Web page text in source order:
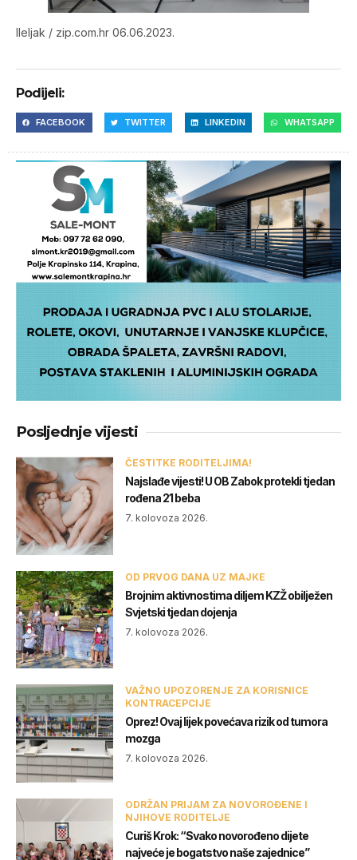
lleljak / zip.com.hr 06.06.2023.
Podijeli:
FACEBOOK TWITTER LINKEDIN WHATSAPP
Posljednje vijesti
ČESTITKE RODITELJIMA!
Najslađe vijesti! U OB Zabok protekli tjedan
rođena 21 beba
7. kolovoza 2026.
OD PRVOG DANA UZ MAJKE
Brojnim aktivnostima diljem KZŽ obilježen
Svjetski tjedan dojenja
7. kolovoza 2026.
VAŽNO UPOZORENJE ZA KORISNICE
KONTRACEPCIJE
Oprez! Ovaj lijek povećava rizik od tumora
mozga
7. kolovoza 2026.
ODRŽAN PRIJAM ZA NOVOROĐENE I
NJIHOVE RODITELJE
Curiš Krok: “Svako novorođeno dijete
najveće je bogatstvo naše zajednice”